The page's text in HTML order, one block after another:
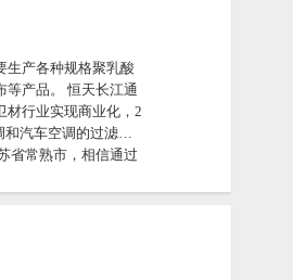
生产各种规格聚乳酸
等产品。 恒天长江通
材行业实现商业化，2
和汽车空调的过滤
省常熟市，相信通过